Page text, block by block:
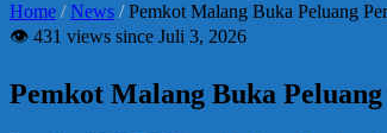
Home /News /Pemkot Malang Buka Peluang
👁 431 views since Juli 3, 2026
Pemkot Malang Buka